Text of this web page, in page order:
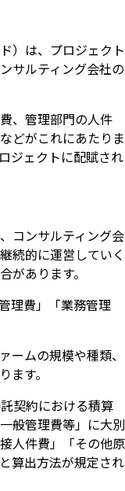
）は、プロジェクト
サルティング会社の
、管理部門の人件
どがこれにあたりま
ジェクトに配賦され
コンサルティング会
続的に運営していく
があります。
理費」「業務管理
ームの規模や種類、
ます。
契約における積算
般管理費等」に大別
人件費」「その他原
算出方法が規定され